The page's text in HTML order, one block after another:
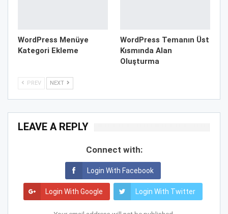
WordPress Menüye
Kategori Ekleme
WordPress Temanın Üst
Kısmında Alan
Oluşturma
PREV NEXT
LEAVE A REPLY
Connect with:
Login With Facebook
Login With Google Login With Twitter